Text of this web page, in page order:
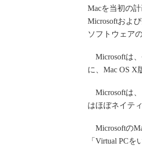
Macを当初の
Microsoftおよ
ソフトウェア
Microsoftは、
に、Mac OS X
Microsoftは、
はほぼネイテ
Microsoftの
「Virtual PC